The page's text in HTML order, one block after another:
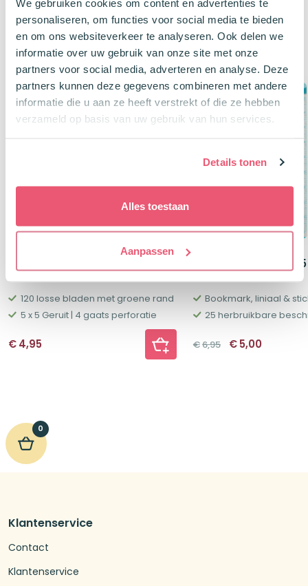
We gebruiken cookies om content en advertenties te
personaliseren, om functies voor social media te bieden
en om ons websiteverkeer te analyseren. Ook delen we
informatie over uw gebruik van onze site met onze
partners voor social media, adverteren en analyse. Deze
partners kunnen deze gegevens combineren met andere
informatie die u aan ze heeft verstrekt of die ze hebben
verzameld op basis van uw gebruik van hun services.
Details tonen
Alles toestaan
Aanpassen
Klanten kochten ook
Buy, Spin & Win 🚙
100 + 20 Gratis
120 losse bladen met groene rand
5 x 5 Geruit | 4 gaats perforatie
€4,95
Buy, Spin & Win 🚙
-28%
Oxford Stickertabs
Bookmark, liniaal &
€6,95 prijs
€5,00
0
Klantenservice
Contact
Klantenservice